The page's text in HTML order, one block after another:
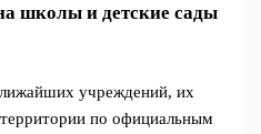
школы и детские сады
учреждений, их
по официальным